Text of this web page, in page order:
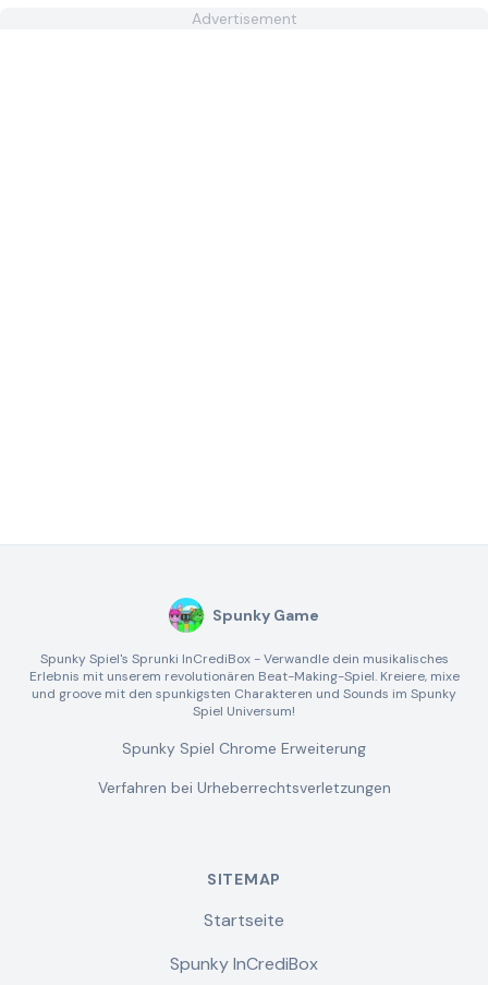
Advertisement
Spunky Game
Spunky Spiel's Sprunki InCrediBox - Verwandle dein musikalisches
Erlebnis mit unserem revolutionären Beat-Making-Spiel. Kreiere, mixe
und groove mit den spunkigsten Charakteren und Sounds im Spunky
Spiel Universum!
Spunky Spiel Chrome Erweiterung
Verfahren bei Urheberrechtsverletzungen
SITEMAP
Startseite
Spunky InCrediBox